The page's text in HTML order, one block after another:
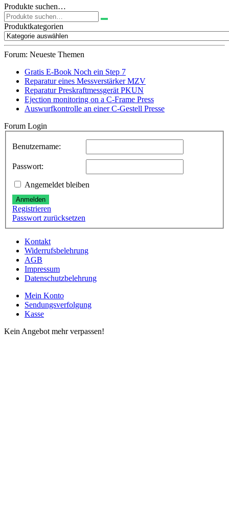
Produkte suchen…
Suchen
nach:
Produktkategorien
Forum: Neueste Themen
Gratis E-Book Noch ein Step 7
Reparatur eines Messverstärker MZV
Reparatur Preskraftmessgerät PKUN
Ejection monitoring on a C-Frame Press
Auswurfkontrolle an einer C-Gestell Presse
Forum Login
Benutzername:
Passwort:
Angemeldet bleiben
Anmelden
Registrieren
Passwort zurücksetzen
Kontakt
Widerrufsbelehrung
AGB
Impressum
Datenschutzbelehrung
Mein Konto
Sendungsverfolgung
Kasse
Kein Angebot mehr verpassen!